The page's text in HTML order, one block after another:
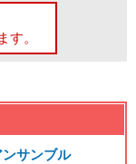
す。
サンブル